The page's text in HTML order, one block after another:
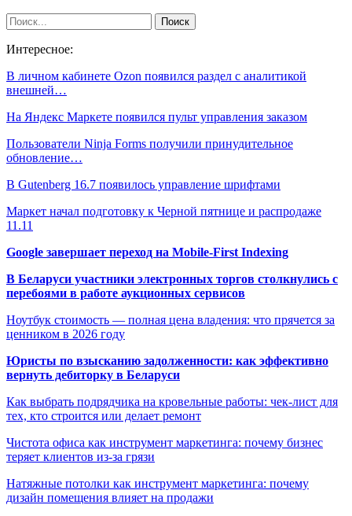
Интересное:
В личном кабинете Ozon появился раздел с аналитикой
внешней…
На Яндекс Маркете появился пульт управления заказом
Пользователи Ninja Forms получили принудительное
обновление…
В Gutenberg 16.7 появилось управление шрифтами
Маркет начал подготовку к Черной пятнице и распродаже
11.11
Google завершает переход на Mobile-First Indexing
В Беларуси участники электронных торгов столкнулись с
перебоями в работе аукционных сервисов
Ноутбук стоимость — полная цена владения: что прячется за
ценником в 2026 году
Юристы по взысканию задолженности: как эффективно
вернуть дебиторку в Беларуси
Как выбрать подрядчика на кровельные работы: чек-лист для
тех, кто строится или делает ремонт
Чистота офиса как инструмент маркетинга: почему бизнес
теряет клиентов из-за грязи
Натяжные потолки как инструмент маркетинга: почему
дизайн помещения влияет на продажи